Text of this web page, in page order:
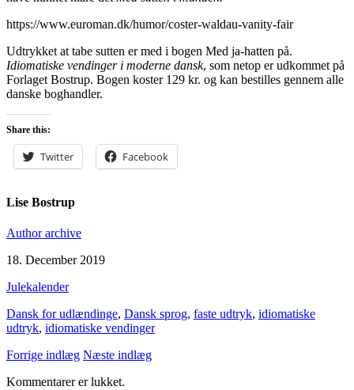
https://www.euroman.dk/humor/coster-waldau-vanity-fair
Udtrykket at tabe sutten er med i bogen Med ja-hatten på.
Idiomatiske vendinger i moderne dansk, som netop er udkommet på
Forlaget Bostrup. Bogen koster 129 kr. og kan bestilles gennem alle
danske boghandler.
Share this:
Twitter Facebook
Lise Bostrup
Author archive
18. December 2019
Julekalender
Dansk for udlændinge, Dansk sprog, faste udtryk, idiomatiske
udtryk, idiomatiske vendinger
Forrige indlæg Næste indlæg
Kommentarer er lukket.